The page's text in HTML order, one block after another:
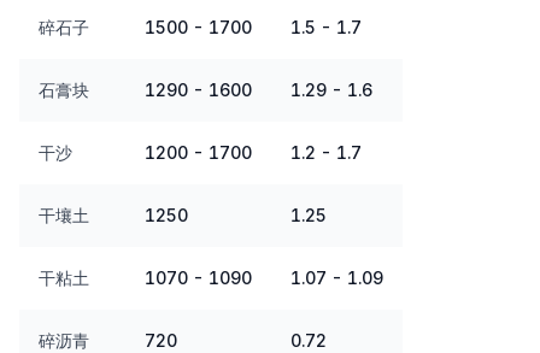
碎石子 1500 - 1700 1.5 - 1.7
石膏块 1290 - 1600 1.29 - 1.6
干沙 1200 - 1700 1.2 - 1.7
干壤土 1250 1.25
干粘土 1070 - 1090 1.07 - 1.09
碎沥青 720 0.72